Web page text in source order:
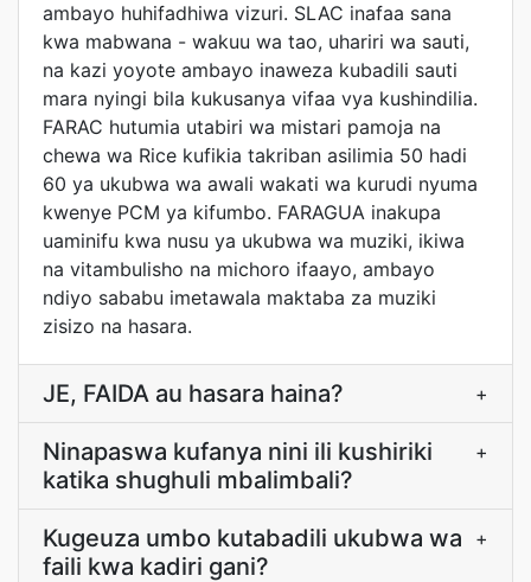
ambayo huhifadhiwa vizuri. SLAC inafaa sana
kwa mabwana - wakuu wa tao, uhariri wa sauti,
na kazi yoyote ambayo inaweza kubadili sauti
mara nyingi bila kukusanya vifaa vya kushindilia.
FARAC hutumia utabiri wa mistari pamoja na
chewa wa Rice kufikia takriban asilimia 50 hadi
60 ya ukubwa wa awali wakati wa kurudi nyuma
kwenye PCM ya kifumbo. FARAGUA inakupa
uaminifu kwa nusu ya ukubwa wa muziki, ikiwa
na vitambulisho na michoro ifaayo, ambayo
ndiyo sababu imetawala maktaba za muziki
zisizo na hasara.
JE, FAIDA au hasara haina? +
Ninapaswa kufanya nini ili kushiriki
katika shughuli mbalimbali?
+
Kugeuza umbo kutabadili ukubwa wa
faili kwa kadiri gani?
+